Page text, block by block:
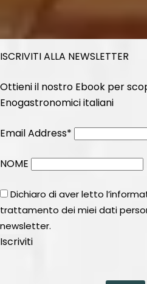
ISCRIVITI ALLA NEWSLETTER
Ottieni il nostro Ebook per
Enogastronomici italiani
Email Address*
NOME
Dichiaro di aver letto
trattamento dei miei dati
newsletter.
Iscriviti